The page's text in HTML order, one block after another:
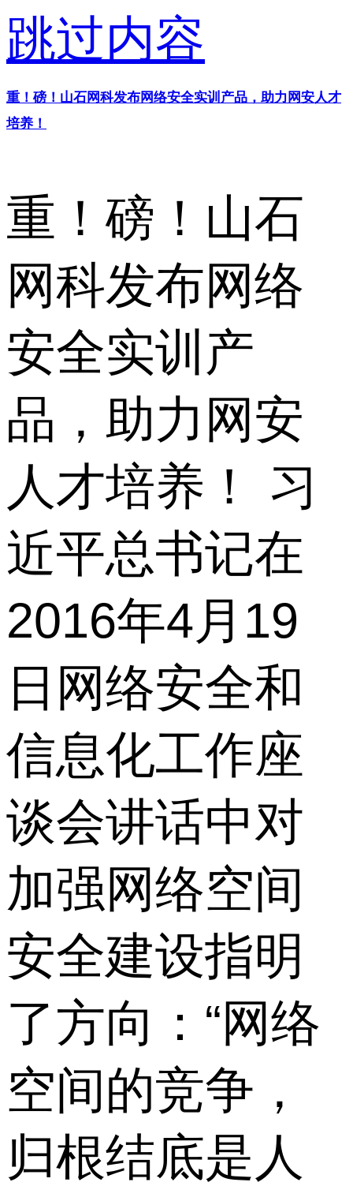
跳过内容
重！磅！山石网科发布网络安全实训产品，助力网安人才
培养！
重！磅！山石
网科发布网络
安全实训产
品，助力网安
人才培养！ 习
近平总书记在
2016年4月19
日网络安全和
信息化工作座
谈会讲话中对
加强网络空间
安全建设指明
了方向：“网络
空间的竞争，
归根结底是人